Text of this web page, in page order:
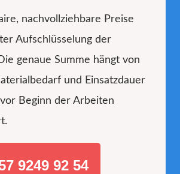
nachvollziehbare Preise
Aufschlüsselung der
genaue Summe hängt von
und Einsatzdauer
Beginn der Arbeiten
9249 92 54